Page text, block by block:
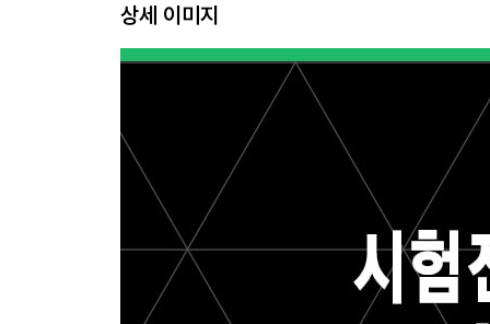
8. 한국조경
· 예상문제
CHAPTER 02 조경계획과 설계일반
1. 조경계획의 과정
· 예상문제
2. 기초조사 및 분석
· 예상문제
3. 조경미
· 예상문제
4. 조경설계 및 시설물설계
상세 이미지